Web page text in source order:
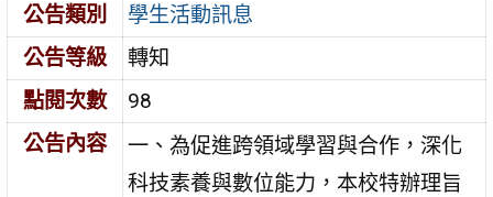
公告類別
學生活動訊息
公告等級
轉知
點閱次數
98
公告內容
一、為促進跨領域學習與合作，深化
科技素養與數位能力，本校特辦理旨